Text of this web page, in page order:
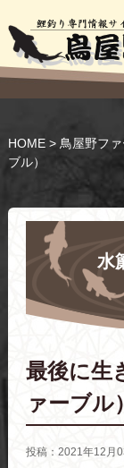
HOME> 鳥屋野フ
ブル）
水
最後に生
ァーブル）
投稿：2021年12月